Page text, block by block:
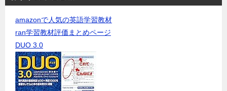
amazonで人気の英語学習教材
ran学習教材評価まとめページ
DUO 3.0